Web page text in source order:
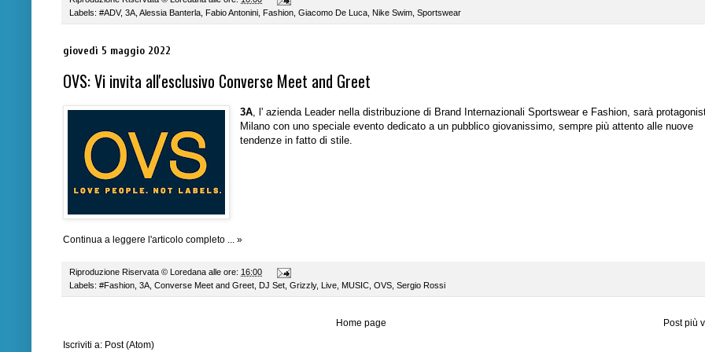
Labels: #ADV, 3A Alessia Banterla Fabio Antonini Fashion Giacomo De Luca Nike Swim Sportswear
giovedì 5 maggio 2022
OVS: Vi invita all'esclusivo Converse Meet and Greet
3A, l' azienda Leader nella distribuzione di Brand Internazionali Sportswear e Fashion, sarà
Milano con uno speciale evento dedicato a un pubblico giovanissimo, sempre più attento alle nuove
tendenze in fatto di stile.
Continua a leggere l'articolo completo ... »
Riproduzione Riservata © Loredana alle ore: 16:00
Labels: #Fashion, 3A, Converse Meet and Greet, DJ Set, Grizzly, Live, MUSIC, OVS, Sergio Rossi
Post più
Home page
Iscriviti a: Post (Atom)